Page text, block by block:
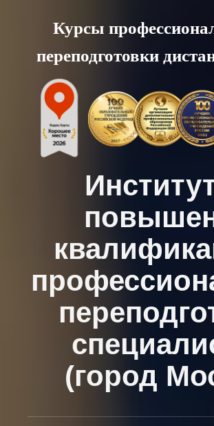
content
Курсы
переподготовки
(город